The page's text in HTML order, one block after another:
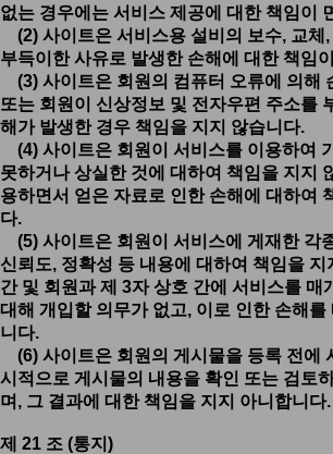
없는 경우에는 서비스 제공에 대한 책임이
(2) 사이트은 서비스용 설비의 보수, 교체
부득이한 사유로 발생한 손해에 대한 책임
(3) 사이트은 회원의 컴퓨터 오류에 의해
또는 회원이 신상정보 및 전자우편 주소를
해가 발생한 경우 책임을 지지 않습니다.
(4) 사이트은 회원이 서비스를 이용하여
못하거나 상실한 것에 대하여 책임을 지지
용하면서 얻은 자료로 인한 손해에 대하여
다.
(5) 사이트은 회원이 서비스에 게재한 각
신뢰도, 정확성 등 내용에 대하여 책임을 지
간 및 회원과 제 3자 상호 간에 서비스를 매
대해 개입할 의무가 없고, 이로 인한 손해를
니다.
(6) 사이트은 회원의 게시물을 등록 전에
시적으로 게시물의 내용을 확인 또는 검토
며, 그 결과에 대한 책임을 지지 아니합니다.
제 21 조 (통지)